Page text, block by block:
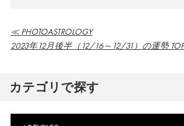
≪ PHOTOASTROLOGY
2023年12月後半（12/16～12/31）の運勢 TOP
カテゴリで探す